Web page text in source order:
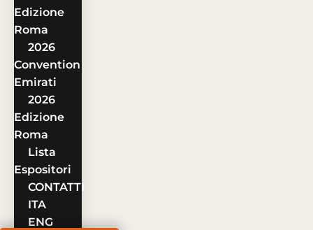
Edizione
Roma
2026
Convention
Emirati
2026
Edizione
Roma
Lista
Espositori
CONTATTI
ITA
ENG